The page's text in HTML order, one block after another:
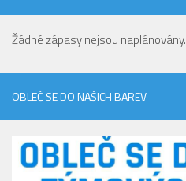
Žádné zápasy nejsou naplánovány.
OBLEČ SE DO NAŠICH BAREV